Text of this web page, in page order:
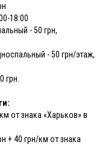
18:00
- 50 грн,
- 50 грн/этаж,
грн.
от знака «Харьков» в
+ 40 грн/км от знака